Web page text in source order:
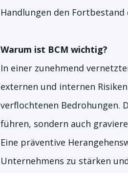
Handlungen den
Warum ist BCM wichtig?
In einer zunehmend
externen und internen
verflochtenen Bedrohungen.
führen, sondern auch
Eine präventive
Unternehmens zu stärken